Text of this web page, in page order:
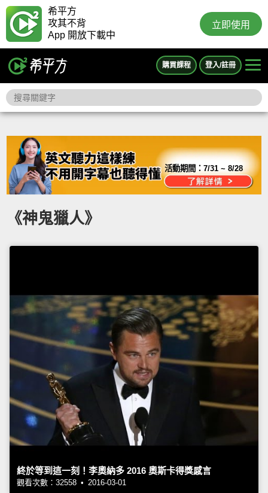
希平方
攻其不背
App 開放下載中
立即使用
購買課程 登入/註冊
活動期間：7/31 ~ 8/28
《神鬼獵人》
終於等到這一刻！李奧納多 2016 奧斯卡得獎感言
觀看次數：32558 • 2016-03-01